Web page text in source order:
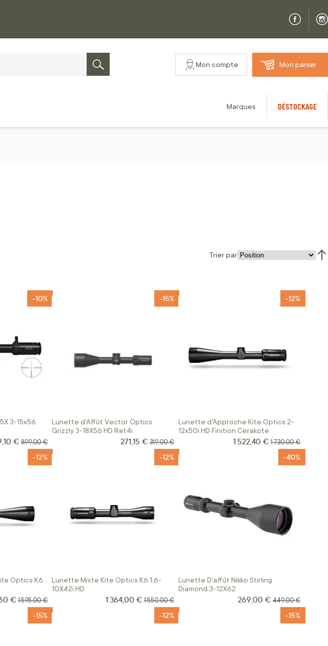
Rechercher
Mon compte Mon panier
Marques DÉSTOCKAGE
Trier par
3-15x56
-10%
Spécial
€ Prix normal
899,00 €
Lunette d'Affût Vector Optics
Grizzly 3-18X56 HD Ret4i
-15%
Prix Spécial
271,15 € Prix normal
319,00 €
Lunette d'Approche Kite Optics 2-
12x50i HD Finition Cerakote
-12%
Prix Spécial
1 522,40 € Prix normal
1 730,00 €
Optics K6
-12%
€ Prix normal
1 595,00 €
Lunette Mixte Kite Optics K6 1,6-
10X42i HD
-12%
Prix Spécial
1 364,00 € Prix normal
1 550,00 €
Lunette D'affût Nikko Stirling
Diamond 3-12X62
-40%
Prix Spécial
269,00 € Prix normal
449,00 €
-15% -12% -15%